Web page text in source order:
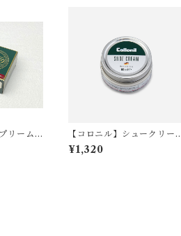
リーム
ンディ
【コロニル】シュークリー
ム・ブラック
¥1,320